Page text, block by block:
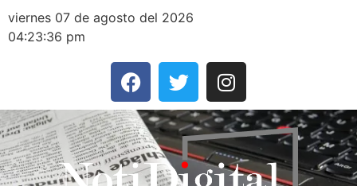
viernes 07 de agosto del 2026
04:23:36 pm